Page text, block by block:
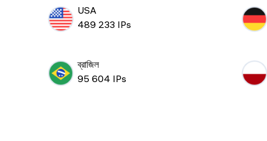
USA
489 233 IPs
ব্রাজিল
95 604 IPs